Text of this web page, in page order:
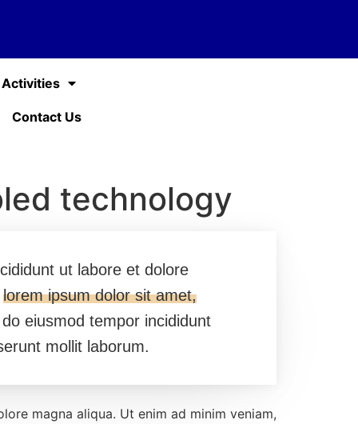
Activities
Contact Us
technology
ut labore et dolore
lorem ipsum dolor sit amet,
eiusmod tempor incididunt
mollit laborum.
magna aliqua. Ut enim ad minim veniam,